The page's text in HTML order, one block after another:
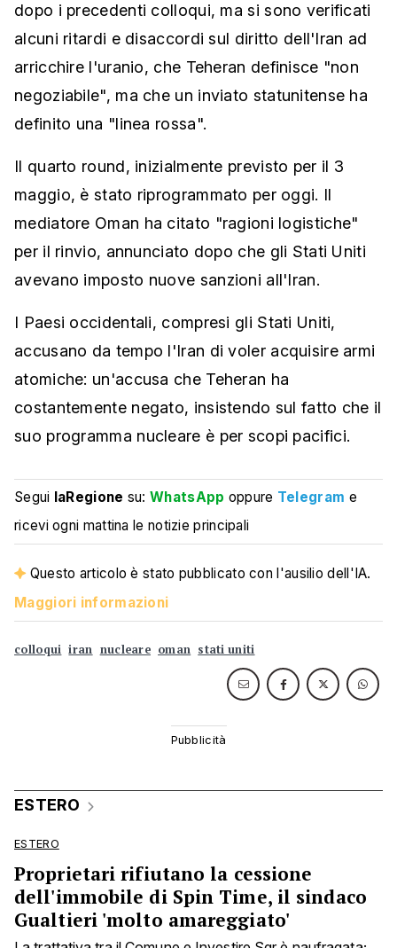
dopo i precedenti colloqui, ma si sono verificati
alcuni ritardi e disaccordi sul diritto dell'Iran ad
arricchire l'uranio, che Teheran definisce "non
negoziabile", ma che un inviato statunitense ha
definito una "linea rossa".
Il quarto round, inizialmente previsto per il 3
maggio, è stato riprogrammato per oggi. Il
mediatore Oman ha citato "ragioni logistiche"
per il rinvio, annunciato dopo che gli Stati Uniti
avevano imposto nuove sanzioni all'Iran.
I Paesi occidentali, compresi gli Stati Uniti,
accusano da tempo l'Iran di voler acquisire armi
atomiche: un'accusa che Teheran ha
costantemente negato, insistendo sul fatto che il
suo programma nucleare è per scopi pacifici.
Segui laRegione su:WhatsApp oppure Telegram e
ricevi ogni mattina le notizie principali
Questo articolo è stato pubblicato con l'ausilio dell'IA.
Maggiori informazioni
colloqui iran nucleare oman stati uniti
ESTERO
ESTERO
Proprietari rifiutano la cessione
dell'immobile di Spin Time, il sindaco
Gualtieri 'molto amareggiato'